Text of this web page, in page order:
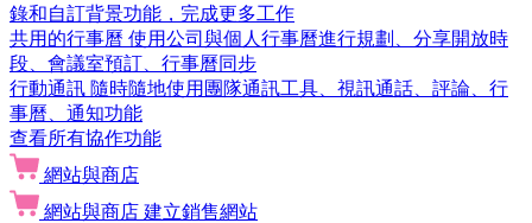
錄和自訂背景功能，完成更多工作
共用的行事曆 使用公司與個人行事曆進行規劃、分享開放時
段、會議室預訂、行事曆同步
行動通訊 隨時隨地使用團隊通訊工具、視訊通話、評論、行
事曆、通知功能
查看所有協作功能
網站與商店
網站與商店 建立銷售網站